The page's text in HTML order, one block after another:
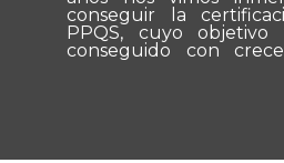
conseguir la
PPQS, cuyo objetivo
conseguido con